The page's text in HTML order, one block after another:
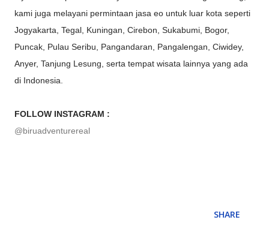
kami juga melayani permintaan jasa eo untuk luar kota seperti
Jogyakarta, Tegal, Kuningan, Cirebon, Sukabumi, Bogor,
Puncak, Pulau Seribu, Pangandaran, Pangalengan, Ciwidey,
Anyer, Tanjung Lesung, serta tempat wisata lainnya yang ada
di Indonesia.
FOLLOW INSTAGRAM :
@biruadventurereal
SHARE